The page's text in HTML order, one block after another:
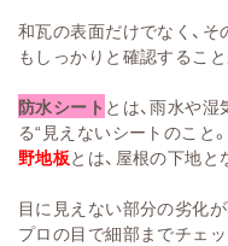
和瓦の表面だけでなく、そ
もしっかりと確認するこ
防水シート とは、雨水や
る“見えないシートのこと。
野地板とは、屋根の下地と
目に見えない部分の劣化
プロの目で細部までチェッ